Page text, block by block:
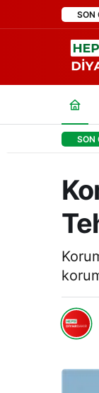
SON
SON